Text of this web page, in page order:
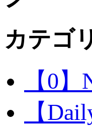
カテゴ
【0】
【